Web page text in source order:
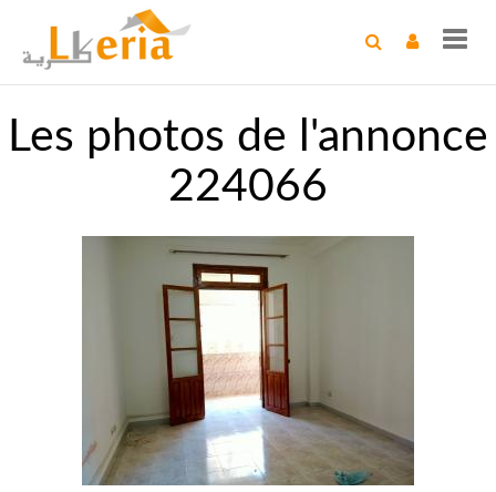
Les photos de l'annonce
224066